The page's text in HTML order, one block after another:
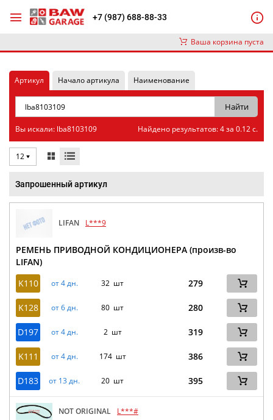
+7 (987) 688-88-33
Ваша корзина пуста
Артикул Начало артикула Наименование
Вы искали: lba8103109 Найдено результатов: 4 за 0.12 с.
12
Запрошенный артикул
LIFAN L***9
РЕМЕНЬ ПРИВОДНОЙ КОНДИЦИОНЕРА (произв-во
LIFAN)
K110
от 4 дн. 32 шт 279
K128 от 6 дн. 80 шт 280
D197 от 4 дн. 2 шт 319
K111 от 4 дн. 174 шт 386
D183 от 13 дн. 20 шт 395
NOT ORIGINAL L***#